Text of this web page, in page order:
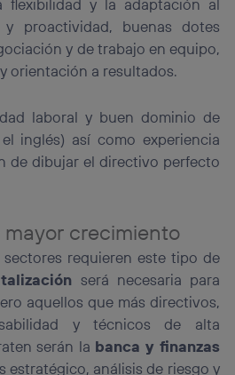
flexibilidad y la adaptación al
y proactividad, buenas dotes
y de trabajo en equipo,
orientación a resultados.
laboral y buen dominio de
inglés) así como experiencia
de dibujar el directivo perfecto
mayor crecimiento
requieren este tipo de
será necesaria para
aquellos que más directivos,
y técnicos de alta
serán la banca y finanzas
estratégico, análisis de riesgo y